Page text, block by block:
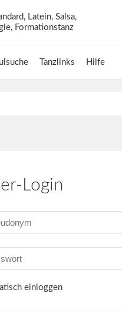
Tanzlinks Hilfe
Login
einloggen